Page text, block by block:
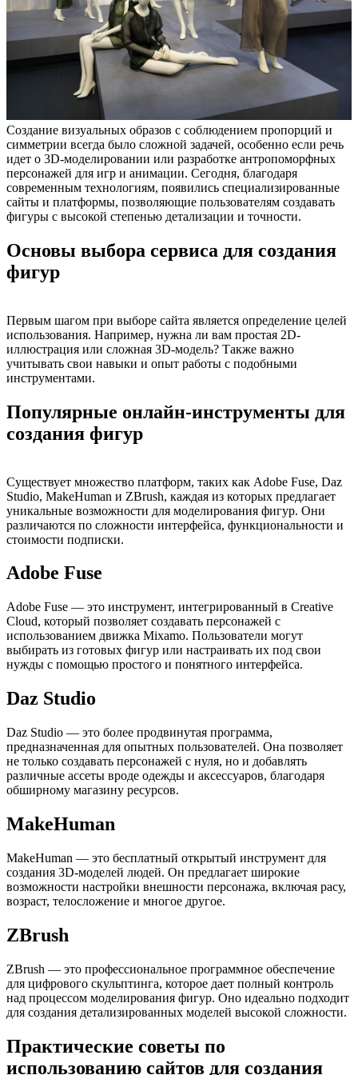
Создание визуальных образов с соблюдением пропорций и
симметрии всегда было сложной задачей, особенно если речь
идет о 3D-моделировании или разработке антропоморфных
персонажей для игр и анимации. Сегодня, благодаря
современным технологиям, появились специализированные
сайты и платформы, позволяющие пользователям создавать
фигуры с высокой степенью детализации и точности.
Основы выбора сервиса для создания
фигур
Первым шагом при выборе сайта является определение целей
использования. Например, нужна ли вам простая 2D-
иллюстрация или сложная 3D-модель? Также важно
учитывать свои навыки и опыт работы с подобными
инструментами.
Популярные онлайн-инструменты для
создания фигур
Существует множество платформ, таких как Adobe Fuse, Daz
Studio, MakeHuman и ZBrush, каждая из которых предлагает
уникальные возможности для моделирования фигур. Они
различаются по сложности интерфейса, функциональности и
стоимости подписки.
Adobe Fuse
Adobe Fuse — это инструмент, интегрированный в Creative
Cloud, который позволяет создавать персонажей с
использованием движка Mixamo. Пользователи могут
выбирать из готовых фигур или настраивать их под свои
нужды с помощью простого и понятного интерфейса.
Daz Studio
Daz Studio — это более продвинутая программа,
предназначенная для опытных пользователей. Она позволяет
не только создавать персонажей с нуля, но и добавлять
различные ассеты вроде одежды и аксессуаров, благодаря
обширному магазину ресурсов.
MakeHuman
MakeHuman — это бесплатный открытый инструмент для
создания 3D-моделей людей. Он предлагает широкие
возможности настройки внешности персонажа, включая расу,
возраст, телосложение и многое другое.
ZBrush
ZBrush — это профессиональное программное обеспечение
для цифрового скульптинга, которое дает полный контроль
над процессом моделирования фигур. Оно идеально подходит
для создания детализированных моделей высокой сложности.
Практические советы по
использованию сайтов для создания